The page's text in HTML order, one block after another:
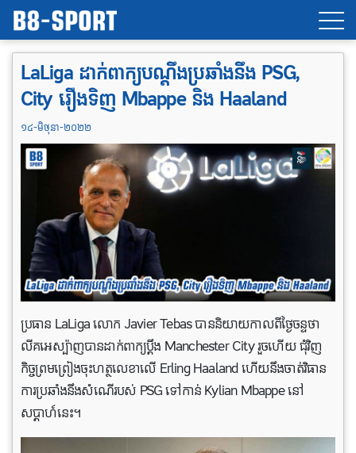
LaLiga ដាក់ពាក្យបណ្តឹងប្រឆាំងនឹង PSG,
City រឿង​ទិញ Mbappe និង​ Haaland
១៤-មិថុនា-២០២២
ប្រធាន LaLiga លោក Javier Tebas បាននិយាយកាលពីថ្ងៃចន្ទថា
លីគអេស្ប៉ាញបានដាក់ពាក្យប្តឹង Manchester City រួចហើយ ជុំវិញ
កិច្ចព្រមព្រៀងចុះហត្ថលេខាលើ Erling Haaland ហើយនឹងចាត់វិធាន
ការប្រឆាំងនឹងសំណើរបស់ PSG ទៅកាន់ Kylian Mbappe នៅ
សប្តាហ៍នេះ។